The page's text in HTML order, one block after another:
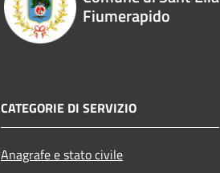
Fiumerapido
CATEGORIE DI SERVIZIO
Anagrafe e stato civile